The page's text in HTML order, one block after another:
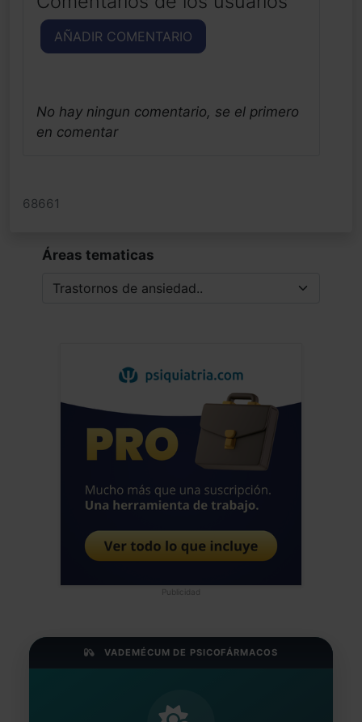
AÑADIR COMENTARIO
No hay ningun comentario, se el primero
en comentar
68661
Áreas tematicas
Publicidad
VADEMÉCUM DE PSICOFÁRMACOS